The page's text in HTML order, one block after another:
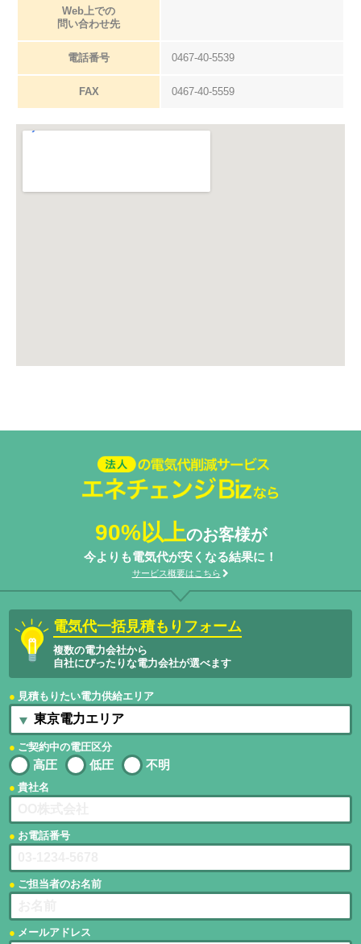
Web上での
問い合わせ先
電話番号 0467-40-5539
FAX 0467-40-5559
法人の電気代削減サービスエネ
チェンジ Biz
90%以上のお客様が
今よりも電気代が安くなる結果に！
サービス概要はこちら
電気代一括見積もりフォーム
複数の電力会社から
自社にぴったりな電力会社が選べます
見積もりたい電力供給エリア
ご契約中の電圧区分
高圧 低圧 不明
貴社名
お電話番号
ご担当者のお名前
メールアドレス